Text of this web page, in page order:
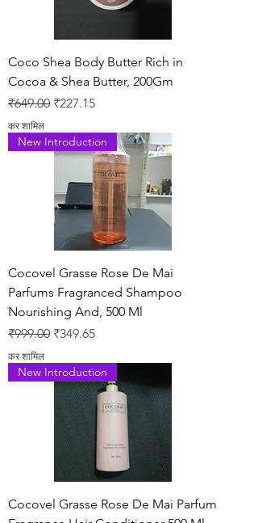
Coco Shea Body Butter Rich in
Cocoa & Shea Butter, 200Gm
नियमित मूल्य
₹649.00 बिक्री मूल्य
₹227.15
कर शामिल
New Introduction
Cocovel Grasse Rose De Mai
Parfums Fragranced Shampoo
Nourishing And, 500 Ml
नियमित मूल्य
₹999.00 बिक्री मूल्य
₹349.65
कर शामिल
New Introduction
Cocovel Grasse Rose De Mai Parfum